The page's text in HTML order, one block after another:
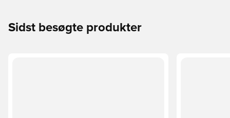
Sidst besøgte produkter